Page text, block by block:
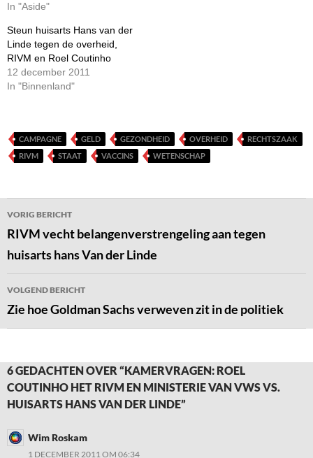
In "Aside"
Steun huisarts Hans van der
Linde tegen de overheid,
RIVM en Roel Coutinho
12 december 2011
In "Binnenland"
CAMPAGNE GELD GEZONDHEID OVERHEID
RECHTSZAAK
RIVM
STAAT VACCINS WETENSCHAP
Bericht
navigatie
VORIG BERICHT
RIVM vecht belangenverstrengeling aan tegen
huisarts hans Van der Linde
VOLGEND BERICHT
Zie hoe Goldman Sachs verweven zit in de politiek
6 GEDACHTEN OVER “KAMERVRAGEN: ROEL
COUTINHO HET RIVM EN MINISTERIE VAN VWS VS.
HUISARTS HANS VAN DER LINDE”
Wim Roskam
1 DECEMBER 2011 OM 06:34